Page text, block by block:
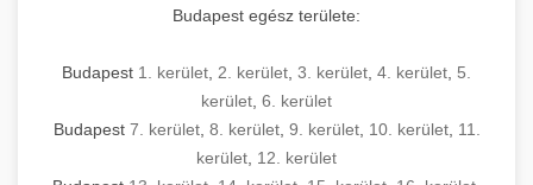
Ipari mosogatógépek teljes kínálata -
kereskedelmi mosogatógép és tisztítóberendezések
számára.
Sajtreszelő gépek szakmai választéka -
chef-iparikonyhagepek.hu
kereskedelmi sajtreszelő és aprítógépek
kiegészítő eszközökig mindent egy helyen
megtalál. Szakértő tanácsadóink segítenek a
megfelelő berendezések kiválasztásában, a
konyha optimális elrendezésének
Budapest egész területe:
Budapest 1. kerület 2. kerület 3. kerület 4. kerület 5.
kerület 6. kerület
Budapest 7. kerület, 8. kerület, 9. kerület, 10. kerület, 11.
kerület 12. kerület